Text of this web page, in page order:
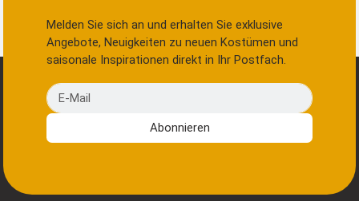
Melden Sie sich an und erhalten Sie exklusive
Angebote, Neuigkeiten zu neuen Kostümen und
saisonale Inspirationen direkt in Ihr Postfach.
E-Mail
Abonnieren